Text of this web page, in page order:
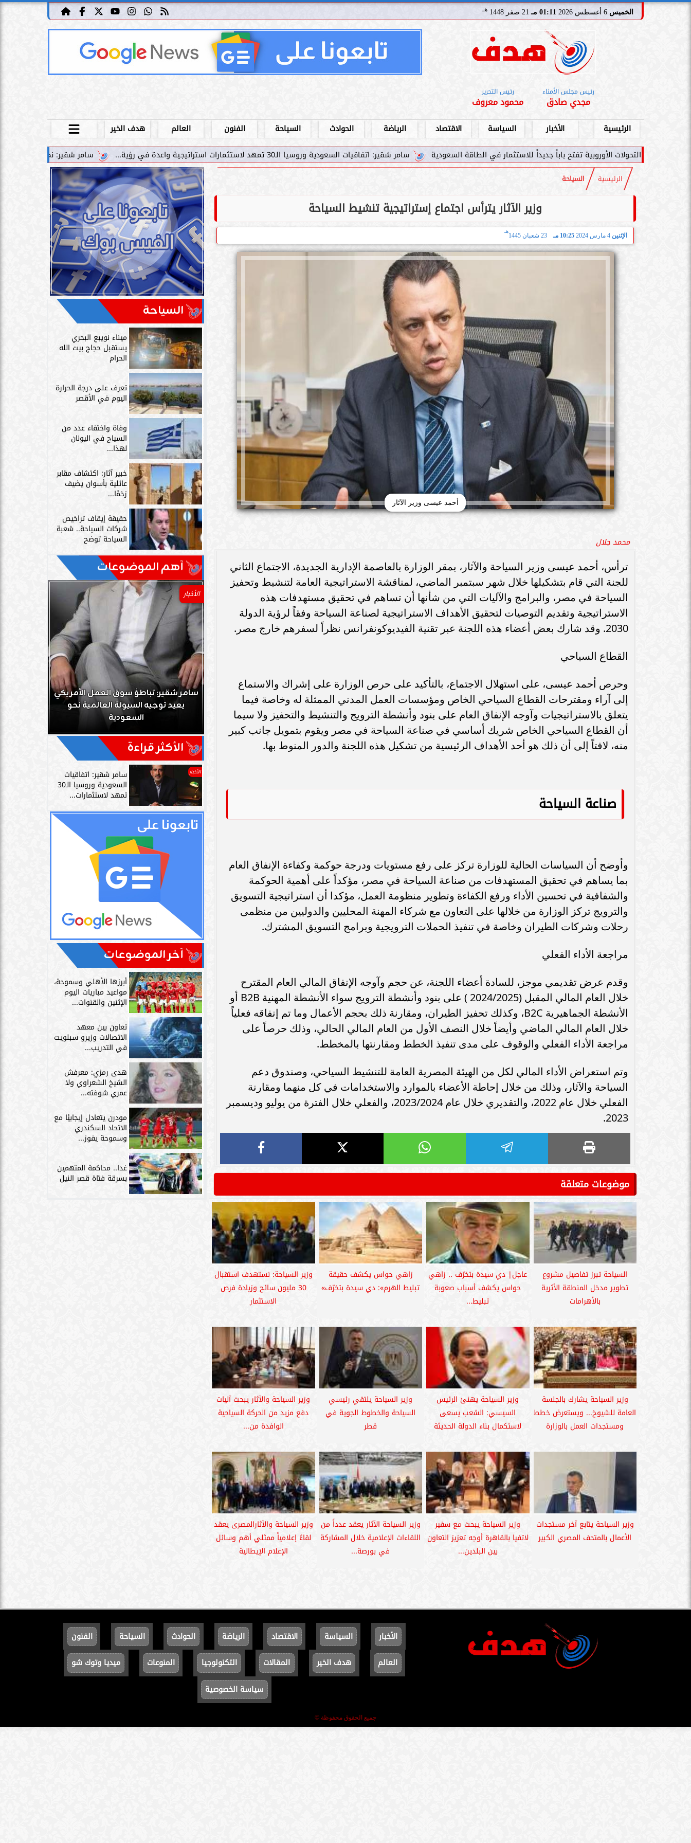
الخميس 01:11 مـ 21 صفر 1448 هـ
رئيس مجلس الأمناء
مجدي صادق
رئيس التحرير
محمود معروف
الرئيسية الأخبار السياسة الاقتصاد الرياضة الحوادث السياحة الفنون العالم
هدف الخير
سامر شقير: نمو صناديق الاستثمار الخاصة دليل حي
سامر شقير: اتفاقيات السعودية وروسيا الـ30 تمهد لاستثمارات استراتيجية واعدة في رؤية... الأوروبية تفتح باباً جديداً للاستثمار في الطاقة السعودية
الرئيسية السياحة
وزير الآثار يترأس اجتماع إستراتيجية تنشيط السياحة
الإثنين 4 مارس 2024 10:25 مـ 23 شعبان 1445
هـ
أحمد عيسى وزير الآثار
محمد جلال
ترأس، أحمد عيسى وزير السياحة والآثار، بمقر الوزارة بالعاصمة الإدارية الجديدة، الاجتماع الثاني
للجنة التي قام بتشكيلها خلال شهر سبتمبر الماضي، لمناقشة الاستراتيجية العامة لتنشيط وتحفيز
السياحة في مصر، والبرامج والآليات التي من شأنها أن تساهم في تحقيق مستهدفات هذه
الاستراتيجية وتقديم التوصيات لتحقيق الأهداف الاستراتيجية لصناعة السياحة وفقاً لرؤية الدولة
2030. وقد شارك بعض أعضاء هذه اللجنة عبر تقنية الفيديوكونفرانس نظراً لسفرهم خارج مصر.
القطاع السياحي
وحرص أحمد عيسى، على استهلال الاجتماع، بالتأكيد على حرص الوزارة على إشراك والاستماع
إلى آراء ومقترحات القطاع السياحي الخاص ومؤسسات العمل المدني الممثلة له وخاصة فيما
يتعلق بالاستراتيجيات وآوجه الإنفاق العام على بنود وأنشطة الترويج والتنشيط والتحفيز ولا سيما
أن القطاع السياحي الخاص شريك أساسي في صناعة السياحة في مصر ويقوم بتمويل جانب كبير
منه، لافتاً إلى أن ذلك هو أحد الأهداف الرئيسية من تشكيل هذه اللجنة والدور المنوط بها.
صناعة السياحة
وأوضح أن السياسات الحالية للوزارة تركز على رفع مستويات ودرجة حوكمة وكفاءة الإنفاق العام
بما يساهم في تحقيق المستهدفات من صناعة السياحة في مصر، مؤكداً على أهمية الحوكمة
والشفافية في تحسين الأداء ورفع الكفاءة وتطوير منظومة العمل، مؤكدا أن استراتيجية التسويق
والترويج تركز الوزارة من خلالها على التعاون مع شركاء المهنة المحليين والدوليين من منظمى
رحلات وشركات الطيران وخاصة في تنفيذ الحملات الترويجية وبرامج التسويق المشترك.
مراجعة الأداء الفعلي
وقدم عرض تقديمي موجز، للسادة أعضاء اللجنة، عن حجم وآوجه الإنفاق المالي العام المقترح
خلال العام المالي المقبل (2024/2025 ) على بنود وأنشطة الترويج سواء الأنشطة المهنية B2B أو
الأنشطة الجماهيرية B2C، وكذلك تحفيز الطيران، ومقارنة ذلك بحجم الأعمال وما تم إنفاقه فعلياً
خلال العام المالي الماضي وأيضاً خلال النصف الأول من العام المالي الحالي، وذلك حرصاً على
مراجعة الأداء الفعلي والوقوف على مدى تنفيذ الخطط ومقارنتها بالمخطط.
وتم استعراض الأداء المالي لكل من الهيئة المصرية العامة للتنشيط السياحي، وصندوق دعم
السياحة والآثار، وذلك من خلال إحاطة الأعضاء بالموارد والاستخدامات في كل منهما ومقارنة
الفعلي خلال عام 2022، والتقديري خلال عام 2023/2024، والفعلي خلال الفترة من يوليو وديسمبر
2023.
موضوعات متعلقة
السياحة تبرز تفاصيل مشروع
تطوير مدخل المنطقة الأثرية
بالأهرامات
عاجل| دي سيدة بتخرّف .. زاهي
حواس يكشف أسباب صعوبة
تبليط...
زاهي حواس يكشف حقيقة
تبليط الهرم»: دي سيدة بتخرّف»
وزير السياحة: نستهدف استقبال
30 مليون سائح وزيادة فرص
الاستثمار
وزير السياحة يشارك بالجلسة
العامة للشيوخ... ويستعرض خطط
ومستجدات العمل بالوزارة
وزير السياحة يهنئ الرئيس
السيسي: الشعب يسعى
لاستكمال بناء الدولة الحديثة
وزير السياحة يلتقي رئيسي
السياحة والخطوط الجوية في
قطر
وزير السياحة والآثار يبحث آليات
دفع مزيد من الحركة السياحية
الوافدة من...
وزير السياحة يتابع آخر مستجدات
الأعمال بالمتحف المصري الكبير
وزير السياحة يبحث مع سفير
لاتفيا بالقاهرة أوجه تعزيز التعاون
بين البلدين...
وزير السياحة الآثار يعقد عدداً من
اللقاءات الإعلامية خلال المشاركة
في بورصة...
وزير السياحة والآثارالمصرى يعقد
لقاءً إعلامياً ممثلي أهم وسائل
الإعلام الإيطالية
السياحة
ميناء نويبع البحري
يستقبل حجاج بيت الله
الحرام
تعرف على درجة الحرارة
اليوم في الأقصر
وفاة واختفاء عدد من
السياح في اليونان
لهذا...
خبير آثار: اكتشاف مقابر
عائلية بأسوان يضيف
زخمًا...
حقيقة إيقاف تراخيص
شركات السياحة.. شعبة
السياحة توضح
آهم الموضوعات
سامر شقير: اتفاقيات السعودية وروسيا
الـ30 تمهد لاستثمارات استراتيجية واعدة
في رؤية...
سامر شقير: التحولات الأوروبية تفتح باباً
جديداً للاستثمار في الطاقة السعودية
سامر شقير: ارتفاع استثمارات البنوك
السعودية يعكس متانة السيولة ويعزز
الاستقرار المالي
الأخبار
سامر شقير: تباطؤ سوق العمل الأمريكي
يعيد توجيه السيولة العالمية نحو
السعودية
الأكثر قراءة
الأخبار سامر شقير: اتفاقيات
السعودية وروسيا الـ30
تمهد لاستثمارات...
آخر الموضوعات
أبرزها الأهلي وسموحة،
مواعيد مباريات اليوم
الإثنين والقنوات...
تعاون بين معهد
الاتصالات وزيرو سبلويت
في التدريب...
هدى رمزي: معرفش
الشيخ الشعراوي ولا
عمري شوفته...
مودرن يتعادل إيجابيًا مع
الاتحاد السكندري
وسموحة يفوز...
غدا.. محاكمة المتهمين
بسرقة فتاة قصر النيل
الأخبار السياسة الاقتصاد الرياضة الحوادث السياحة
الفنون
العالم
هدف الخير المقالات التكنولوجيا المنوعات
ميديا وتوك شو
سياسة الخصوصية
جميع الحقوق محفوظة ©